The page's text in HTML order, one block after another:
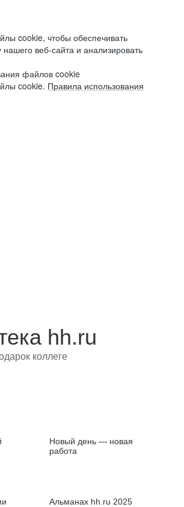
cookie, чтобы обеспечивать
веб-сайта и анализировать
файлов cookie
cookie. Правила использования
hh.ru
коллеге
Новый день — новая
работа
Альманах hh.ru 2025